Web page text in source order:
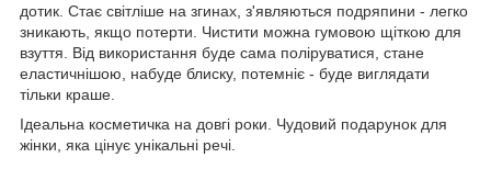
дотик. Стає світліше на згинах, з'являються подряпини - легко
зникають, якщо потерти. Чистити можна гумовою щіткою для
взуття. Від використання буде сама поліруватися, стане
еластичнішою, набуде блиску, потемніє - буде виглядати
тільки краше.
Ідеальна косметичка на довгі роки. Чудовий подарунок для
жінки, яка цінує унікальні речі.